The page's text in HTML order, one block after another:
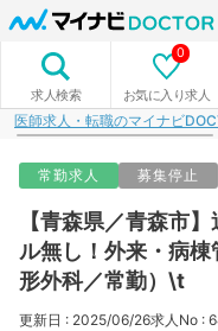
求人検索 お気に入り求人
0
医師求人・転職のマイナビ
常勤求人 募集停止
【青森県／青森市
ル無し！外来・病
形外科／常勤）\t
更新日 : 2025/06/26求人No :